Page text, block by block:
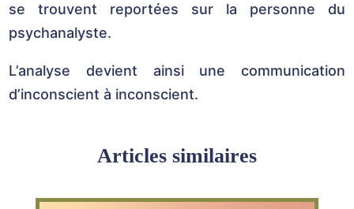
se trouvent reportées sur la personne du
psychanalyste.
L’analyse devient ainsi une communication
d’inconscient à inconscient.
Articles similaires